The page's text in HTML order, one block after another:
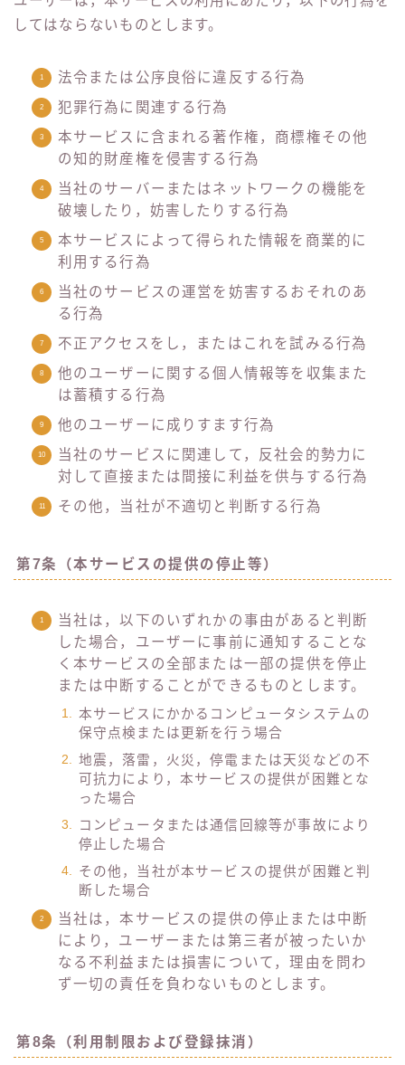
してはならないものとします。
法令または公序良俗に違反する行為
犯罪行為に関連する行為
本サービスに含まれる著作権，商標権その他
の知的財産権を侵害する行為
当社のサーバーまたはネットワークの機能を
破壊したり，妨害したりする行為
本サービスによって得られた情報を商業的に
利用する行為
当社のサービスの運営を妨害するおそれのあ
る行為
不正アクセスをし，またはこれを試みる行為
他のユーザーに関する個人情報等を収集また
は蓄積する行為
他のユーザーに成りすます行為
当社のサービスに関連して，反社会的勢力に
対して直接または間接に利益を供与する行為
その他，当社が不適切と判断する行為
第7条（本サービスの提供の停止等）
当社は，以下のいずれかの事由があると判断
した場合，ユーザーに事前に通知することな
く本サービスの全部または一部の提供を停止
または中断することができるものとします。
本サービスにかかるコンピュータシステムの
保守点検または更新を行う場合
地震，落雷，火災，停電または天災などの不
可抗力により，本サービスの提供が困難とな
った場合
コンピュータまたは通信回線等が事故により
停止した場合
その他，当社が本サービスの提供が困難と判
断した場合
当社は，本サービスの提供の停止または中断
により，ユーザーまたは第三者が被ったいか
なる不利益または損害について，理由を問わ
ず一切の責任を負わないものとします。
第8条（利用制限および登録抹消）